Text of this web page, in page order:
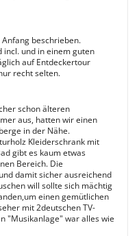
beschrieben.
incl. und in einem guten
auf Entdeckertour
recht selten.
schon älteren
aus, hatten wir einen
in der Nähe.
Kleiderschrank mit
gibt es kaum etwas
Bereich. Die
damit sicher ausreichend
will sollte sich mächtig
einen gemütlichen
mit 2deutschen TV-
"Musikanlage" war alles wie